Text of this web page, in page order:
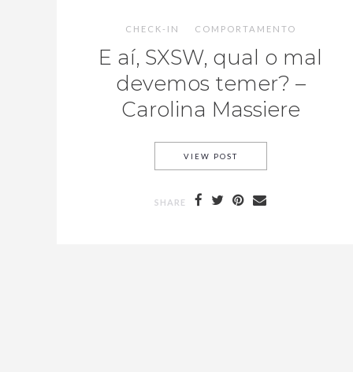
CHECK-IN COMPORTAMENTO
E aí, SXSW, qual o mal
devemos temer? –
Carolina Massiere
VIEW POST
SHARE